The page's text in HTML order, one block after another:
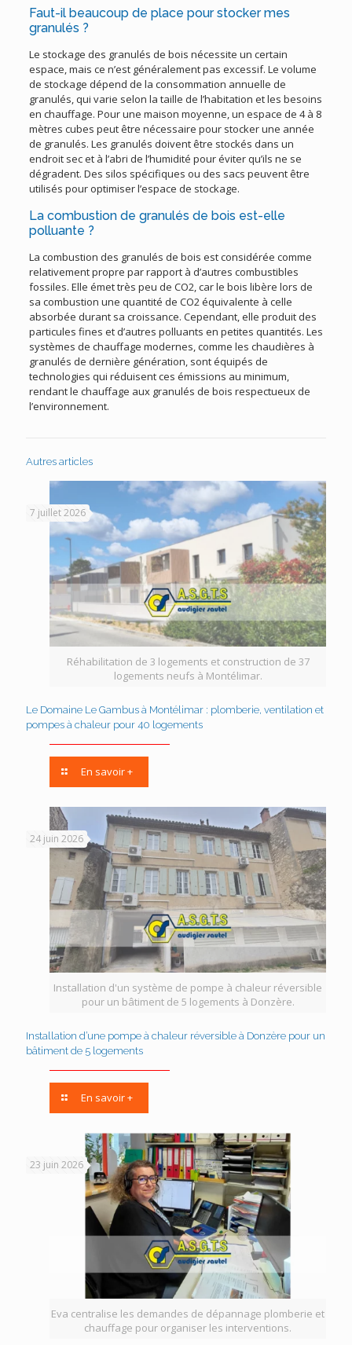
Faut-il beaucoup de place pour stocker mes
granulés ?
Le stockage des granulés de bois nécessite un certain
espace, mais ce n’est généralement pas excessif. Le volume
de stockage dépend de la consommation annuelle de
granulés, qui varie selon la taille de l’habitation et les besoins
en chauffage. Pour une maison moyenne, un espace de 4 à 8
mètres cubes peut être nécessaire pour stocker une année
de granulés. Les granulés doivent être stockés dans un
endroit sec et à l’abri de l’humidité pour éviter qu’ils ne se
dégradent. Des silos spécifiques ou des sacs peuvent être
utilisés pour optimiser l’espace de stockage.
La combustion de granulés de bois est-elle
polluante ?
La combustion des granulés de bois est considérée comme
relativement propre par rapport à d’autres combustibles
fossiles. Elle émet très peu de CO2, car le bois libère lors de
sa combustion une quantité de CO2 équivalente à celle
absorbée durant sa croissance. Cependant, elle produit des
particules fines et d’autres polluants en petites quantités. Les
systèmes de chauffage modernes, comme les chaudières à
granulés de dernière génération, sont équipés de
technologies qui réduisent ces émissions au minimum,
rendant le chauffage aux granulés de bois respectueux de
l’environnement.
Autres articles
Réhabilitation de 3 logements et construction de 37
logements neufs à Montélimar.
7 juillet 2026
Le Domaine Le Gambus à Montélimar : plomberie, ventilation et
pompes à chaleur pour 40 logements
En savoir +
Installation d'un système de pompe à chaleur réversible
pour un bâtiment de 5 logements à Donzère.
24 juin 2026
Installation d’une pompe à chaleur réversible à Donzère pour un
bâtiment de 5 logements
En savoir +
Eva centralise les demandes de dépannage plomberie et
chauffage pour organiser les interventions.
23 juin 2026